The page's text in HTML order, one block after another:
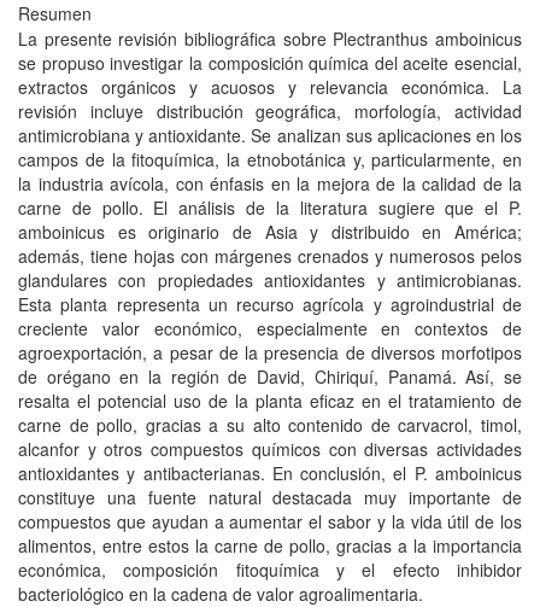
Resumen
La presente revisión bibliográfica sobre Plectranthus amboinicus
se propuso investigar la composición química del aceite esencial,
extractos orgánicos y acuosos y relevancia económica. La
revisión incluye distribución geográfica, morfología, actividad
antimicrobiana y antioxidante. Se analizan sus aplicaciones en los
campos de la fitoquímica, la etnobotánica y, particularmente, en
la industria avícola, con énfasis en la mejora de la calidad de la
carne de pollo. El análisis de la literatura sugiere que el P.
amboinicus es originario de Asia y distribuido en América;
además, tiene hojas con márgenes crenados y numerosos pelos
glandulares con propiedades antioxidantes y antimicrobianas.
Esta planta representa un recurso agrícola y agroindustrial de
creciente valor económico, especialmente en contextos de
agroexportación, a pesar de la presencia de diversos morfotipos
de orégano en la región de David, Chiriquí, Panamá. Así, se
resalta el potencial uso de la planta eficaz en el tratamiento de
carne de pollo, gracias a su alto contenido de carvacrol, timol,
alcanfor y otros compuestos químicos con diversas actividades
antioxidantes y antibacterianas. En conclusión, el P. amboinicus
constituye una fuente natural destacada muy importante de
compuestos que ayudan a aumentar el sabor y la vida útil de los
alimentos, entre estos la carne de pollo, gracias a la importancia
económica, composición fitoquímica y el efecto inhibidor
bacteriológico en la cadena de valor agroalimentaria.